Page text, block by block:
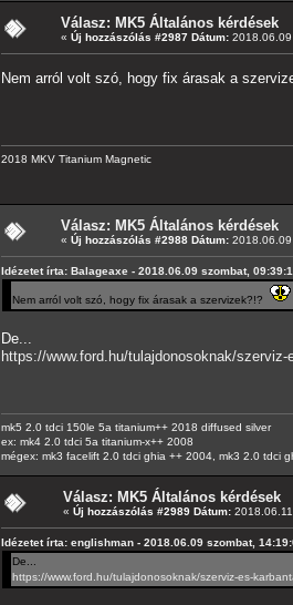
Válasz: MK5 Általános kérdések
« Új hozzászólás #2987 Dátum:
Nem arról volt szó, hogy fix árasak a
2018 MKV Titanium Magnetic
Válasz: MK5 Általános kérdések
« Új hozzászólás #2988 Dátum:
Idézetet írta: Balageaxe - 2018.06.09 szombat,
Nem arról volt szó, hogy fix árasak a szervizek?!?
De...
https://www.ford.hu/tulajdonosoknak/
mk5 2.0 tdci 150le 5a titanium++ 2018 diffused silver
ex: mk4 2.0 tdci 5a titanium-x++ 2008
mégex: mk3 facelift 2.0 tdci ghia ++ 2004, mk3 2.0 tdci
Válasz: MK5 Általános kérdések
« Új hozzászólás #2989 Dátum:
Idézetet írta: englishman - 2018.06.09 szombat,
De...
https://www.ford.hu/tulajdonosoknak/szerviz-es-